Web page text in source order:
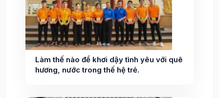
Làm thế nào để khơi dậy tình yêu với quê
hương, nước trong thế hệ trẻ.